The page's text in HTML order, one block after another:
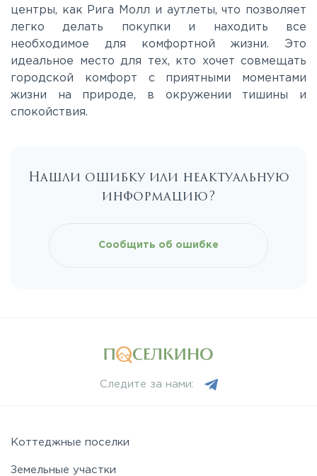
центры, как Рига Молл и аутлеты, что позволяет
легко делать покупки и находить все
необходимое для комфортной жизни. Это
идеальное место для тех, кто хочет совмещать
городской комфорт с приятными моментами
жизни на природе, в окружении тишины и
спокойствия.
Нашли ошибку или неактуальную
информацию?
Сообщить об ошибке
Следите за нами:
Коттеджные поселки
Земельные участки